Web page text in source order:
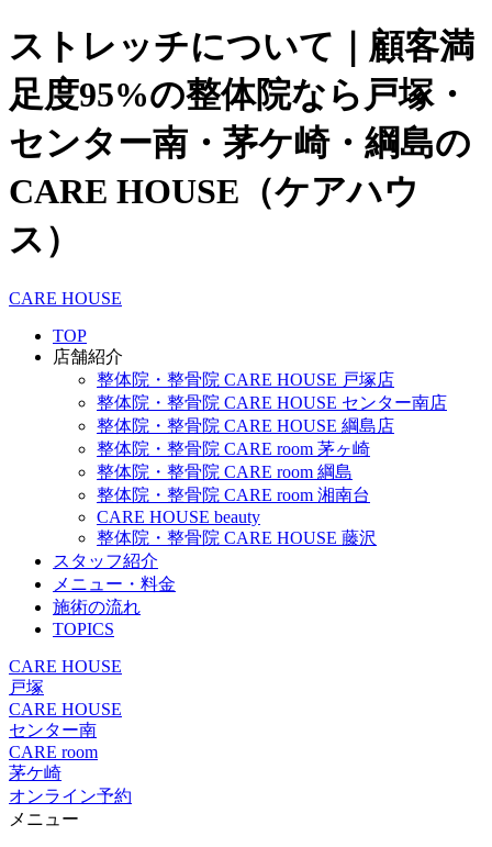
ストレッチについて｜顧客満
足度95%の整体院なら戸塚・
センター南・茅ケ崎・綱島の
CARE HOUSE（ケアハウ
ス）
CARE HOUSE
TOP
店舗紹介
整体院・整骨院 CARE HOUSE 戸塚店
整体院・整骨院 CARE HOUSE センター南店
整体院・整骨院 CARE HOUSE 綱島店
整体院・整骨院 CARE room 茅ヶ崎
整体院・整骨院 CARE room 綱島
整体院・整骨院 CARE room 湘南台
CARE HOUSE beauty
整体院・整骨院 CARE HOUSE 藤沢
スタッフ紹介
メニュー・料金
施術の流れ
TOPICS
CARE HOUSE
戸塚
CARE HOUSE
センター南
CARE room
茅ケ崎
オンライン予約
メニュー